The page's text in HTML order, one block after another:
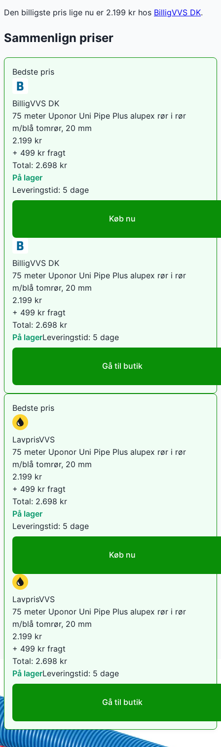
Den billigste pris lige nu er 2.199 kr hos BilligVVS DK.
Sammenlign priser
Bedste pris
BilligVVS DK
75 meter Uponor Uni Pipe Plus alupex rør i rør
m/blå tomrør, 20 mm
2.199 kr
+ 499 kr fragt
Total: 2.698 kr
På lager
Leveringstid: 5 dage
Køb nu
BilligVVS DK
75 meter Uponor Uni Pipe Plus alupex rør i rør
m/blå tomrør, 20 mm
2.199 kr
+ 499 kr fragt
Total: 2.698 kr
På lagerLeveringstid: 5 dage
Gå til butik
Bedste pris
LavprisVVS
75 meter Uponor Uni Pipe Plus alupex rør i rør
m/blå tomrør, 20 mm
2.199 kr
+ 499 kr fragt
Total: 2.698 kr
På lager
Leveringstid: 5 dage
Køb nu
LavprisVVS
75 meter Uponor Uni Pipe Plus alupex rør i rør
m/blå tomrør, 20 mm
2.199 kr
+ 499 kr fragt
Total: 2.698 kr
På lagerLeveringstid: 5 dage
Gå til butik